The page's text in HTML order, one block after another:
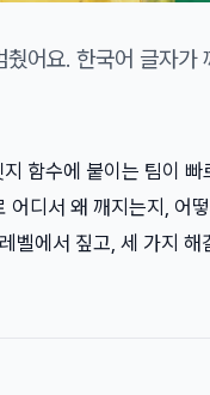
어요. 한국어 글자가
수에 붙이는 팀이 빠
어디서 왜 깨지는지, 어
벨에서 짚고, 세 가지